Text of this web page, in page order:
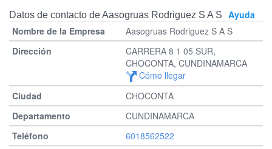
Datos de contacto de Aasogruas Rodriguez S A S
Ayuda
Aasogruas Rodriguez S A S
CARRERA 8 1 05 SUR,
CHOCONTA, CUNDINAMARCA
Cómo llegar
CHOCONTA
CUNDINAMARCA
6018562522